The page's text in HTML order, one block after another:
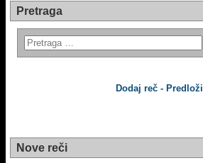
Pretraga
Dodaj reč - Predloži
Nove reči